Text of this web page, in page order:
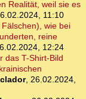
Realität, weil sie es
11:10
wie bei
reine
12:24
das T-Shirt-Bild
, 26.02.2024,